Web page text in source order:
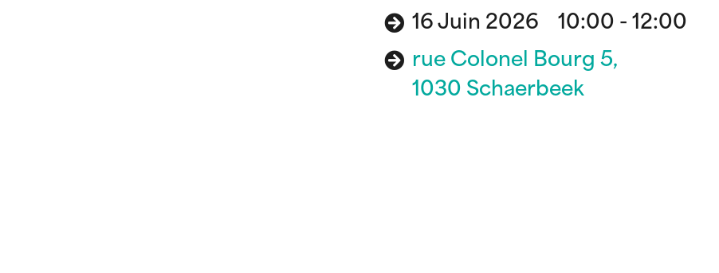
16 Juin 2026 10:00 - 12:00
rue Colonel Bourg 5,
1030 Schaerbeek